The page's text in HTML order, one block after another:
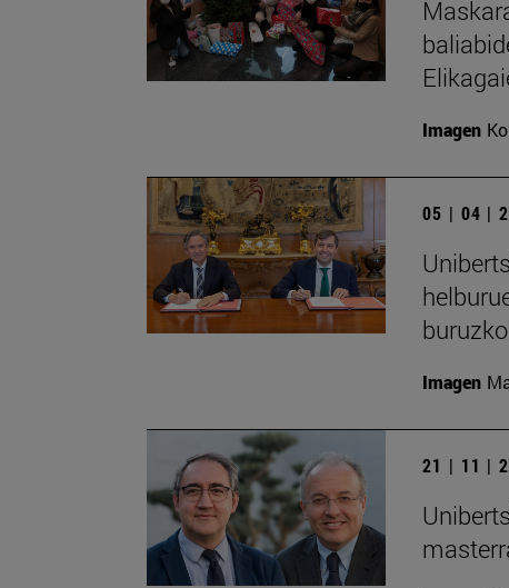
Imagen
05 | 04 |
Imagen
21 | 11 |